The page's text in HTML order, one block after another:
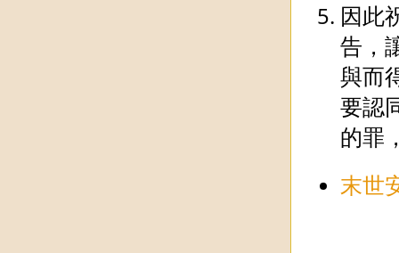
因此
告，
與而
要認
的罪
末世